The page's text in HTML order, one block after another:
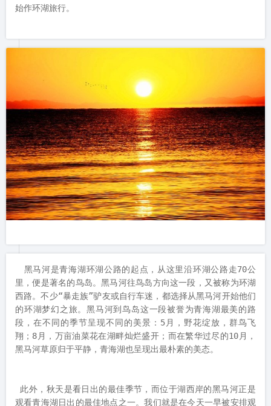
始作环湖旅行。
黑马河是青海湖环湖公路的起点，从这里沿环湖公路走70公
里，便是著名的鸟岛。黑马河往鸟岛方向这一段，又被称为环湖
西路。不少“暴走族”驴友或自行车迷，都选择从黑马河开始他们
的环湖梦幻之旅。黑马河到鸟岛这一段被誉为青海湖最美的路
段，在不同的季节呈现不同的美景：5月，野花绽放，群鸟飞
翔；8月，万亩油菜花在湖畔灿烂盛开；而在繁华过尽的10月，
黑马河草原归于平静，青海湖也呈现出最朴素的美态。
观看青海湖日出的最佳地点之一。我们就是在今天一早被安排观